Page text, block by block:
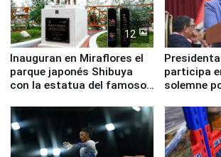
12
Inauguran en Miraflores el
parque japonés Shibuya
con la estatua del famoso
participa
solemne